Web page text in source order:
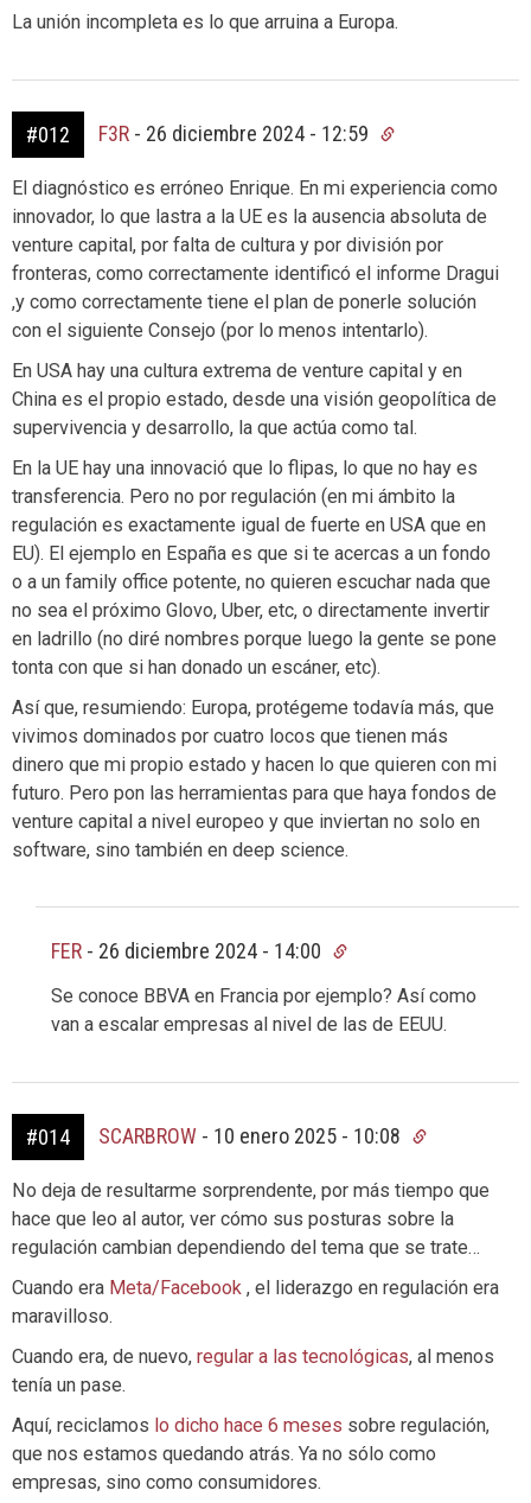
La unión incompleta es lo que arruina a Europa.
#012 F3R - 26 diciembre 2024 - 12:59
El diagnóstico es erróneo Enrique. En mi experiencia como
innovador, lo que lastra a la UE es la ausencia absoluta de
venture capital, por falta de cultura y por división por
fronteras, como correctamente identificó el informe Dragui
,y como correctamente tiene el plan de ponerle solución
con el siguiente Consejo (por lo menos intentarlo).
En USA hay una cultura extrema de venture capital y en
China es el propio estado, desde una visión geopolítica de
supervivencia y desarrollo, la que actúa como tal.
En la UE hay una innovació que lo flipas, lo que no hay es
transferencia. Pero no por regulación (en mi ámbito la
regulación es exactamente igual de fuerte en USA que en
EU). El ejemplo en España es que si te acercas a un fondo
o a un family office potente, no quieren escuchar nada que
no sea el próximo Glovo, Uber, etc, o directamente invertir
en ladrillo (no diré nombres porque luego la gente se pone
tonta con que si han donado un escáner, etc).
Así que, resumiendo: Europa, protégeme todavía más, que
vivimos dominados por cuatro locos que tienen más
dinero que mi propio estado y hacen lo que quieren con mi
futuro. Pero pon las herramientas para que haya fondos de
venture capital a nivel europeo y que inviertan no solo en
software, sino también en deep science.
FER - 26 diciembre 2024 - 14:00
Se conoce BBVA en Francia por ejemplo? Así como
van a escalar empresas al nivel de las de EEUU.
#014 SCARBROW - 10 enero 2025 - 10:08
No deja de resultarme sorprendente, por más tiempo que
hace que leo al autor, ver cómo sus posturas sobre la
regulación cambian dependiendo del tema que se trate…
Cuando era Meta/Facebook , el liderazgo en regulación era
maravilloso.
Cuando era, de nuevo, regular a las tecnológicas, al menos
tenía un pase.
Aquí, reciclamos lo dicho hace 6 meses sobre regulación,
que nos estamos quedando atrás. Ya no sólo como
empresas, sino como consumidores.